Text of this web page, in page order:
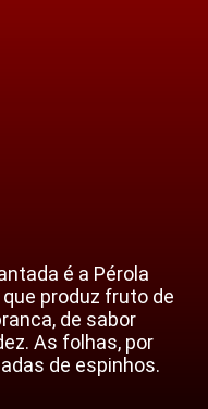
é a Pérola
produz fruto de
de sabor
As folhas, por
de espinhos.